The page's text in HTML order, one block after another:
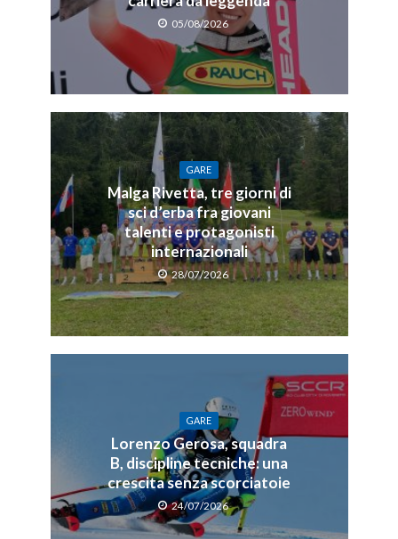
05/08/2026
GARE
Malga Rivetta, tre giorni di
sci d’erba fra giovani
talenti e protagonisti
internazionali
28/07/2026
GARE
Lorenzo Gerosa, squadra
B, discipline tecniche: una
crescita senza scorciatoie
24/07/2026